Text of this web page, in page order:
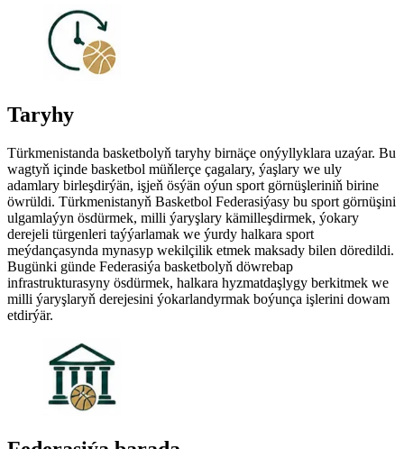
Taryhy
Türkmenistanda basketbolyň taryhy birnäçe onýyllyklara uzaýar. Bu
wagtyň içinde basketbol müňlerçe çagalary, ýaşlary we uly
adamlary birleşdirýän, işjeň ösýän oýun sport görnüşleriniň birine
öwrüldi. Türkmenistanyň Basketbol Federasiýasy bu sport görnüşini
ulgamlaýyn ösdürmek, milli ýaryşlary kämilleşdirmek, ýokary
derejeli türgenleri taýýarlamak we ýurdy halkara sport
meýdançasynda mynasyp wekilçilik etmek maksady bilen döredildi.
Bugünki günde Federasiýa basketbolyň döwrebap
infrastrukturasyny ösdürmek, halkara hyzmatdaşlygy berkitmek we
milli ýaryşlaryň derejesini ýokarlandyrmak boýunça işlerini dowam
etdirýär.